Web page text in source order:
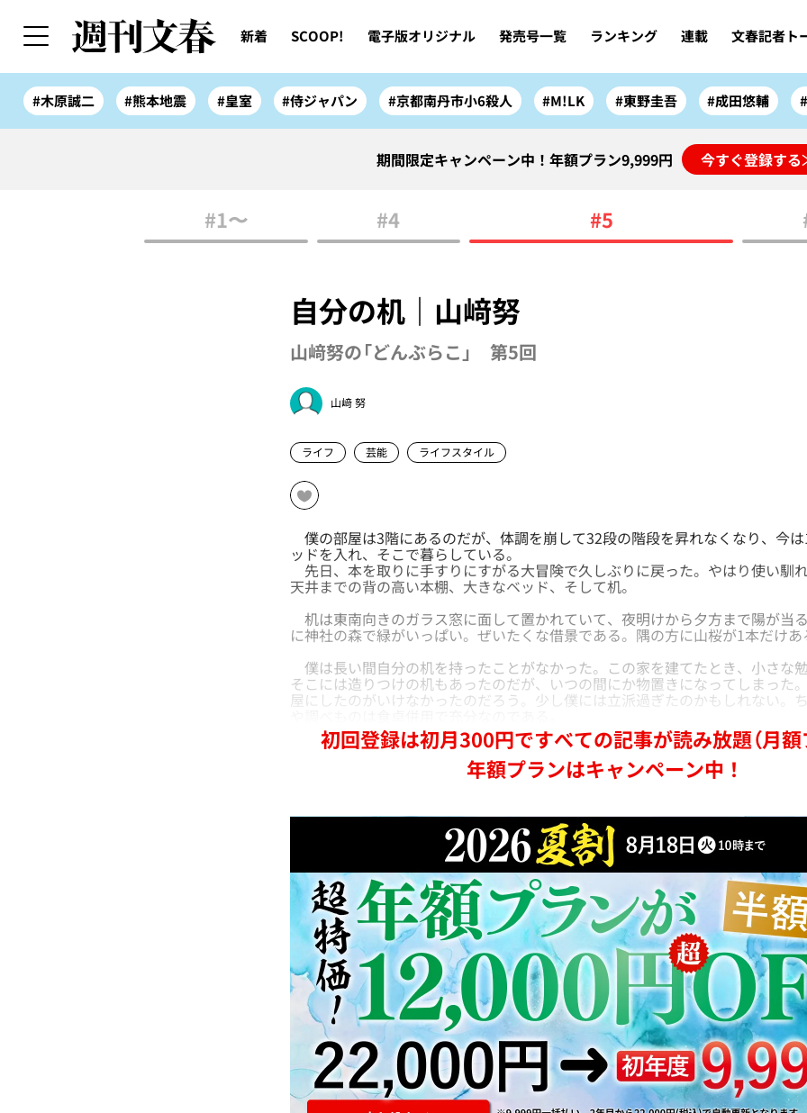
新着 SCOOP! 電子版オリジナル 発売号一覧 ランキング 連載 文春記者ト
#木原誠二 #熊本地震 #皇室 #侍ジャパン #京都南丹市小6殺人 #M!LK #東野圭吾 #成田悠輔
期間限定キャンペーン中！年額プラン9,999円 今すぐ登録す
#1〜 #4 #5
自分の机｜山﨑努
山﨑努の「どんぶらこ」 第5回
山﨑 努
ライフ 芸能 ライフスタイル
僕の部屋は3階にあるのだが、体調を崩して32段の階段を昇れなくなり、今
ッドを入れ、そこで暮らしている。
先日、本を取りに手すりにすがる大冒険で久しぶりに戻った。やはり使い馴
天井までの背の高い本棚、大きなベッド、そして机。
机は東南向きのガラス窓に面して置かれていて、夜明けから夕方まで陽が当
に神社の森で緑がいっぱい。ぜいたくな借景である。隅の方に山桜が1本だけあ
僕は長い間自分の机を持ったことがなかった。この家を建てたとき、小さな
そこには造りつけの机もあったのだが、いつの間にか物置きになってしまった
屋にしたのがいけなかったのだろう。少し僕には立派過ぎたのかもしれない。
初回登録は初月300円ですべての記事が読み放題（月額
年額プランはキャンペーン中！